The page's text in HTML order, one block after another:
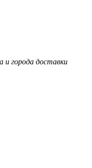
и города доставки